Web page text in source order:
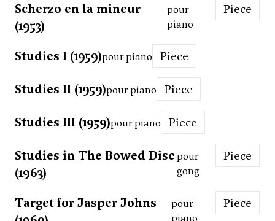
Scherzo en la mineur
(1953)
pour
piano
Piece
Studies I (1959)pour piano Piece
Studies II (1959)pour piano Piece
Studies III (1959)pour piano Piece
Studies in The Bowed Disc
(1963)
pour
gong
Piece
Target for Jasper Johns
pour
piano
Piece